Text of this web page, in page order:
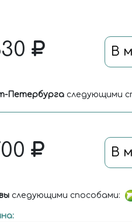
В
Петербурга следующими
В
следующими способами: